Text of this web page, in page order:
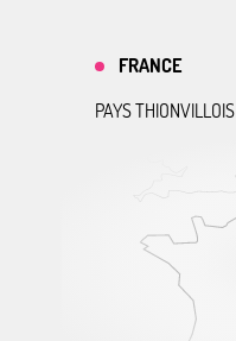
FRANCE
PAYS THIONVILLOIS